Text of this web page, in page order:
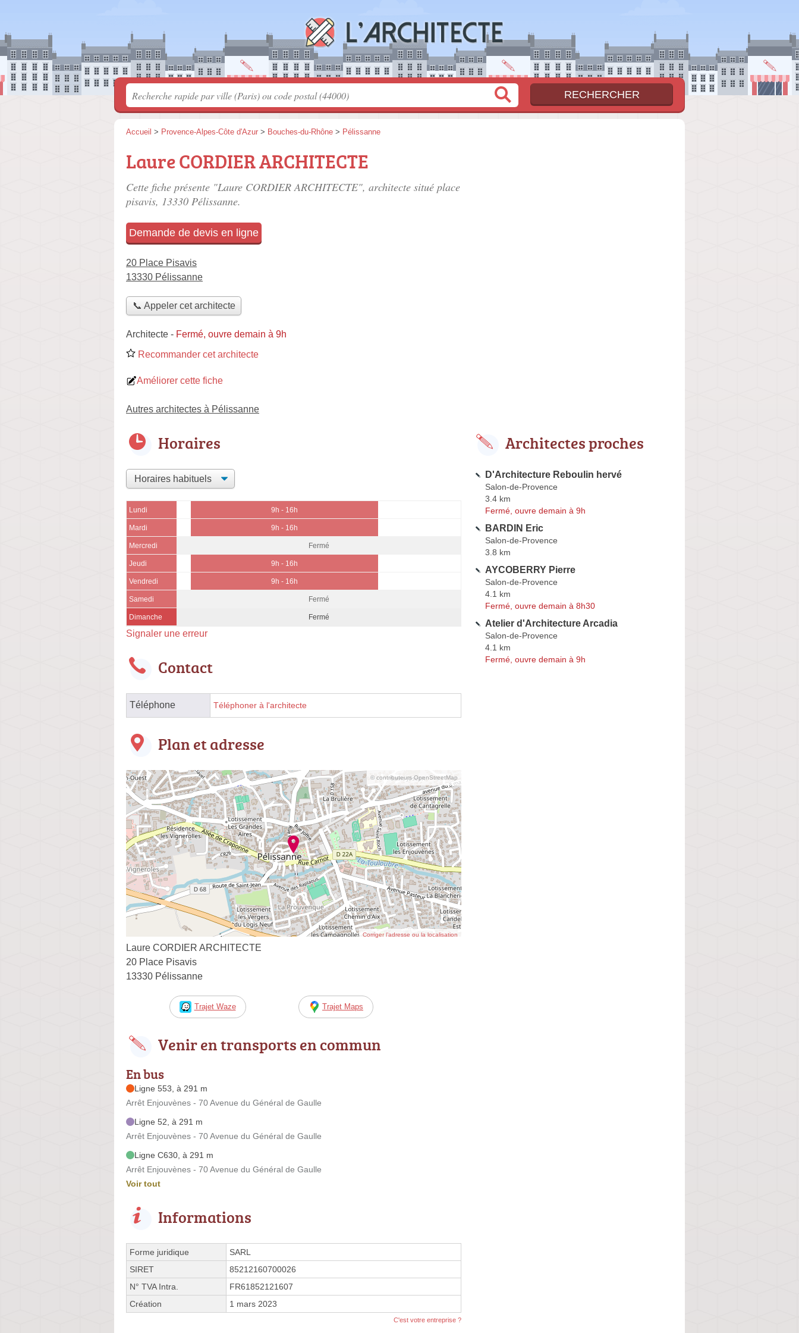
Accueil > Provence-Alpes-Côte d'Azur > Bouches-du-Rhône > Pélissanne
Laure CORDIER ARCHITECTE
Cette fiche présente "Laure CORDIER ARCHITECTE", architecte situé place
pisavis, 13330 Pélissanne.
Demande de devis en ligne
20 Place Pisavis
13330 Pélissanne
📞 Appeler cet architecte
Architecte - Fermé, ouvre demain à 9h
Recommander cet architecte
Améliorer cette fiche
Autres architectes à Pélissanne
Horaires
Lundi 9h - 16h
Mardi 9h - 16h
Mercredi Fermé
Jeudi 9h - 16h
Vendredi 9h - 16h
Samedi Fermé
Dimanche Fermé
Signaler une erreur
Contact
Téléphone Téléphoner à l'architecte
Plan et adresse
© contributeurs OpenStreetMap
Corriger l’adresse ou la localisation
Laure CORDIER ARCHITECTE
20 Place Pisavis
13330 Pélissanne
Trajet Waze Trajet Maps
Venir en transports en commun
En bus
Ligne 553, à 291 m
Arrêt Enjouvènes - 70 Avenue du Général de Gaulle
Ligne 52, à 291 m
Arrêt Enjouvènes - 70 Avenue du Général de Gaulle
Ligne C630, à 291 m
Arrêt Enjouvènes - 70 Avenue du Général de Gaulle
Voir tout
Informations
Forme juridique
SARL
SIRET
85212160700026
N° TVA Intra.
FR61852121607
Création
1 mars 2023
C'est votre entreprise ?
Architectes proches
D'Architecture Reboulin hervé
Salon-de-Provence
3.4 km
Fermé, ouvre demain à 9h
BARDIN Eric
Salon-de-Provence
3.8 km
AYCOBERRY Pierre
Salon-de-Provence
4.1 km
Fermé, ouvre demain à 8h30
Atelier d'Architecture Arcadia
Salon-de-Provence
4.1 km
Fermé, ouvre demain à 9h